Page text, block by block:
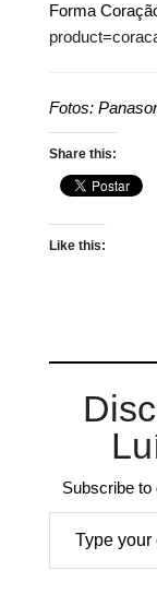
Forma
Fotos:
Share this:
Like this:
Subscribe to
Type your email…